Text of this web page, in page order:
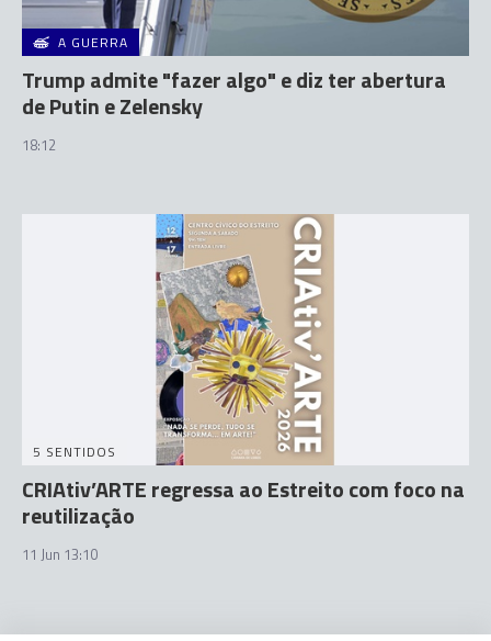
A GUERRA
Trump admite "fazer algo" e diz ter abertura
de Putin e Zelensky
18:12
5 SENTIDOS
CRIAtiv’ARTE regressa ao Estreito com foco na
reutilização
11 Jun 13:10